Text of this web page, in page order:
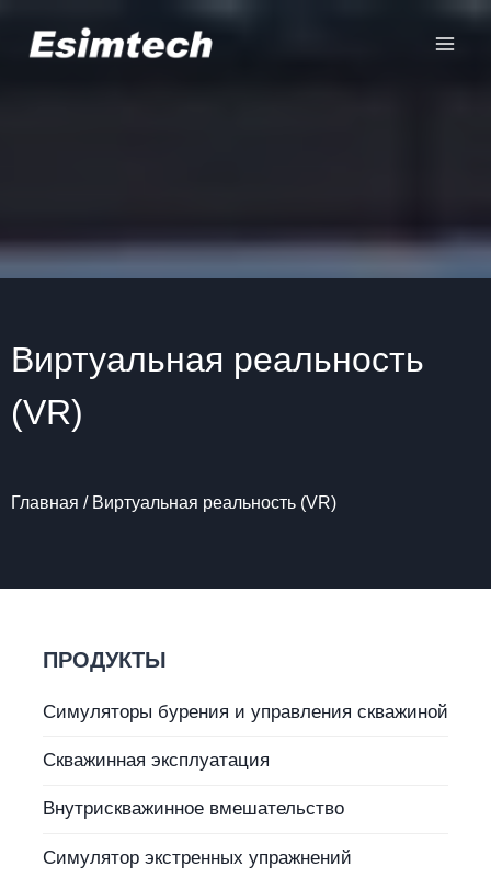
Виртуальная реальность
(VR)
Главная / Виртуальная реальность (VR)
ПРОДУКТЫ
Симуляторы бурения и управления скважиной
Скважинная эксплуатация
Внутрискважинное вмешательство
Симулятор экстренных упражнений